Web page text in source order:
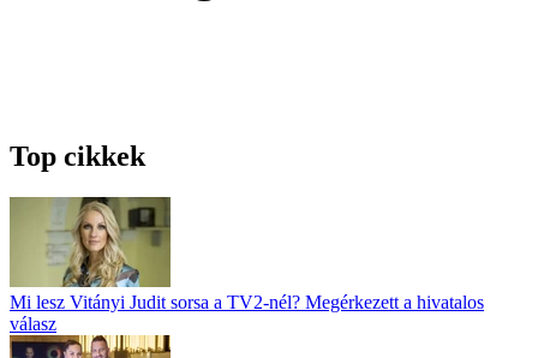
Top cikkek
Mi lesz Vitányi Judit sorsa a TV2-nél? Megérkezett a hivatalos
válasz